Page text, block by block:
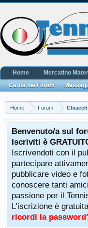
Home Forum
Benvenuto/a sul
Iscriviti è
Iscrivendoti con il
partecipare
pubblicare video e
conoscere tanti
passione per il
L'iscrizione è
ricordi la
Home Mercatino
Cerca nei Forum